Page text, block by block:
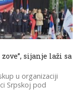
sijanje laži sa
u organizaciji
Srpskoj pod